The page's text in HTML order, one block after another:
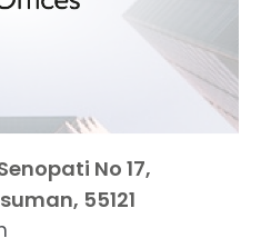
No 17,
55121